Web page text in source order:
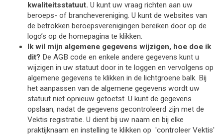
kwaliteitsstatuut. U kunt uw vraag richten aan uw
beroeps- of branchevereniging. U kunt de websites van
de betrokken beroepsverenigingen bereiken door op de
logo’s op de homepagina te klikken.
Ik wil mijn algemene gegevens wijzigen, hoe doe ik
dit? De AGB code en enkele andere gegevens kunt u
wijzigen in uw statuut door in te loggen en vervolgens op
algemene gegevens te klikken in de lichtgroene balk. Bij
het aanpassen van de algemene gegevens wordt uw
statuut niet opnieuw getoetst. U kunt de gegevens
opslaan, nadat de gegevens gecontroleerd zijn met de
Vektis registratie. U dient bij uw naam en bij elke
praktijknaam en instelling te klikken op  'controleer Vektis'